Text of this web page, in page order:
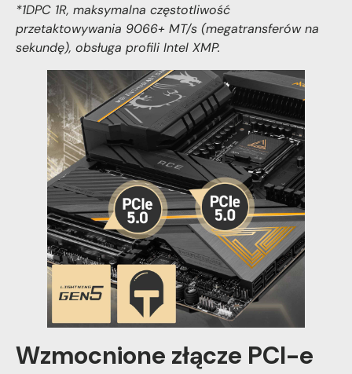
*1DPC 1R, maksymalna częstotliwość
przetaktowywania 9066+ MT/s (megatransferów na
sekundę), obsługa profili Intel XMP.
Wzmocnione złącze PCI-e